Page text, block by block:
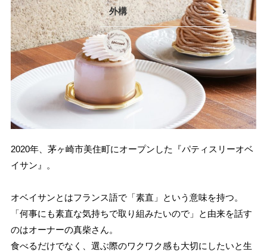
小田原エリア
南足柄・開成・山北エリ
ア
真鶴・湯河原エリア
秦野・伊勢原エリア
外構
2020年、茅ヶ崎市美住町にオープンした『パティスリーオベ
イサン』。
オベイサンとはフランス語で「素直」という意味を持つ。
「何事にも素直な気持ちで取り組みたいので」と由来を話す
のはオーナーの真柴さん。
食べるだけでなく、選ぶ際のワクワク感も大切にしたいと生